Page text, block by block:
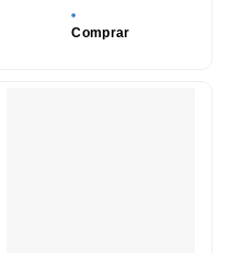
Comprar